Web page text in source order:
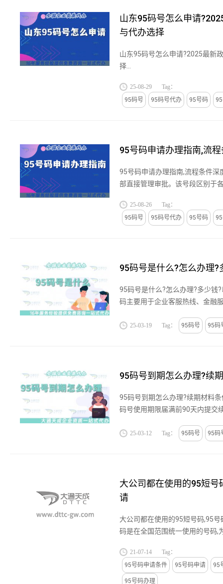
山东95码号怎么申请
与代办选择
山东95码号怎么申请?2025最新
择...
25-08-29
Tag：
95码号
95码号代办 95号码
95号码申请办理指南,流
95号码申请办理指南,流程条件深
部直接管理审批。该号段区别于
点，广泛用于银行、保险、证券...
25-08-26
Tag：
95码号
95码号代办 95号码
95码号是什么?怎么办理?
95码号是什么?怎么办理?多少钱?
码主要用于企业客服热线、金融
分为95XXX(5位)和95XXXX(6位)
25-03-19 Tag： 95码号 95码
95码号到期怎么办理?续
95码号到期怎么办理?续期材料
码号使用期限届满前90天内提交
规定时间内启动续期申报工作。...
25-03-12 Tag： 95码号 95码
大公司都在使用的95短号
请
大公司都在使用的95短号码,95
码是在全国范围统一使用的号码,
号用于客服号码是企业实力及品
21-07-14
Tag：
95号码申请条件
95号码申请 95
95号码办理